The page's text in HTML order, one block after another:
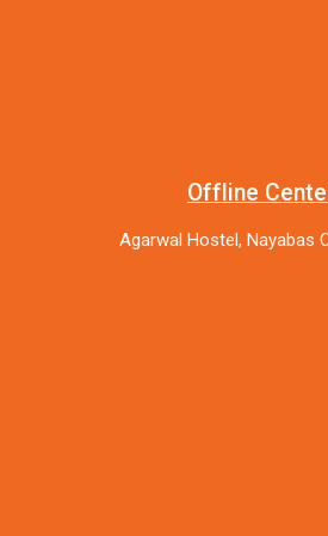
Offline
Agarwal Hostel, Nayabas